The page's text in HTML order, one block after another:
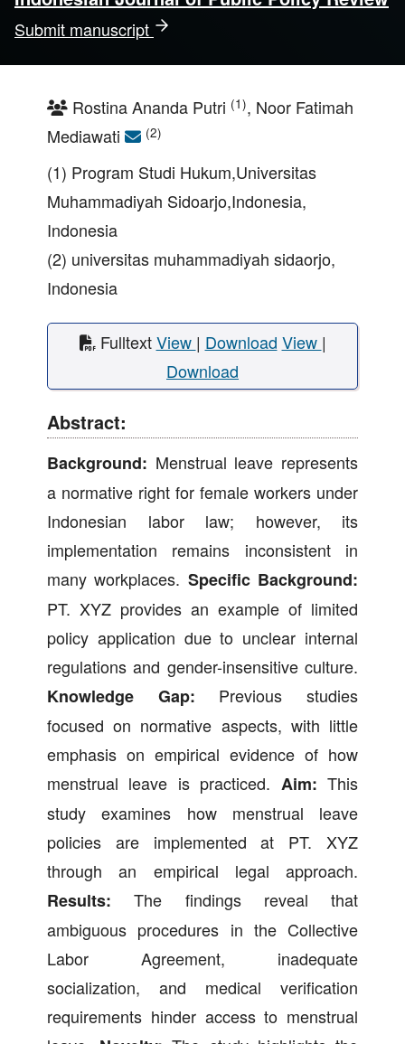
Submit manuscript
Rostina Ananda Putri (1), Noor Fatimah
Mediawati
(2)
(1) Program Studi Hukum,Universitas
Muhammadiyah Sidoarjo,Indonesia,
Indonesia
(2) universitas muhammadiyah sidaorjo,
Indonesia
FulltextView | Download View |
Download
Abstract:
Background: Menstrual leave represents
a normative right for female workers under
Indonesian labor law; however, its
implementation remains inconsistent in
many workplaces. Specific Background:
PT. XYZ provides an example of limited
policy application due to unclear internal
regulations and gender-insensitive culture.
Knowledge Gap: Previous studies
focused on normative aspects, with little
emphasis on empirical evidence of how
menstrual leave is practiced. Aim: This
study examines how menstrual leave
policies are implemented at PT. XYZ
through an empirical legal approach.
Results: The findings reveal that
ambiguous procedures in the Collective
Labor Agreement, inadequate
socialization, and medical verification
requirements hinder access to menstrual